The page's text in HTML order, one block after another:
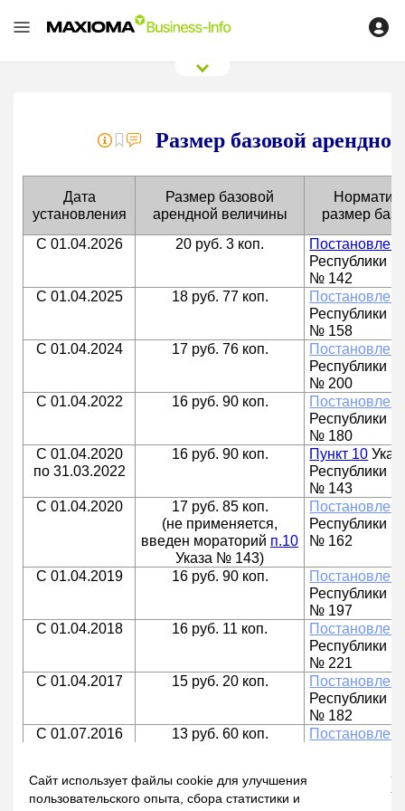
Сайт использует файлы cookie для улучшения
пользовательского опыта, сбора статистики и
Размер базовой
Дата
установления
Размер базовой
арендной величины
размер
С 01.04.2026
20 руб. 3 коп.
Республики
№ 142
С 01.04.2025
18 руб. 77 коп.
Республики
№ 158
С 01.04.2024
17 руб. 76 коп.
Республики
№ 200
С 01.04.2022
16 руб. 90 коп.
Республики
№ 180
С 01.04.2020
по 31.03.2022
16 руб. 90 коп. Пункт 10
Республики
№ 143
С 01.04.2020
17 руб. 85 коп.
(не применяется,
введен мораторий п.10
Указа № 143)
Республики
№ 162
С 01.04.2019 16 руб. 90 коп.
Республики
№ 197
С 01.04.2018
16 руб. 11 коп.
Республики
№ 221
С 01.04.2017
15 руб. 20 коп.
Республики
№ 182
С 01.07.2016
13 руб. 60 коп.
С 01.04.2016
136 000 руб.